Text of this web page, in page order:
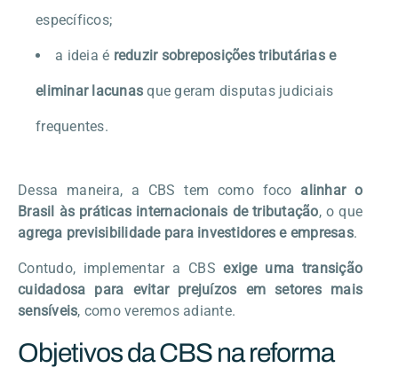
específicos;
a ideia é reduzir sobreposições tributárias e
eliminar lacunasque geram disputas judiciais
frequentes.
Dessa maneira, a CBS tem como foco alinhar o
Brasil às práticas internacionais de tributação, o que
agrega previsibilidade para investidores e empresas.
Contudo, implementar a CBSexige uma transição
cuidadosa para evitar prejuízos em setores mais
sensíveis, como veremos adiante.
Objetivos da CBS na reforma